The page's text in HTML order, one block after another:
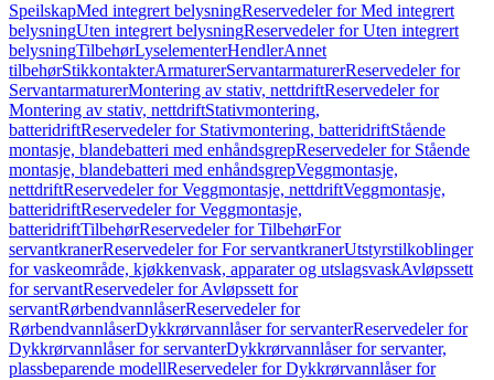
SpeilskapMed integrert belysningReservedeler for Med integrert
belysningUten integrert belysningReservedeler for Uten integrert
belysningTilbehørLyselementerHendlerAnnet
tilbehørStikkontakterArmaturerServantarmaturerReservedeler for
ServantarmaturerMontering av stativ, nettdriftReservedeler for
Montering av stativ, nettdriftStativmontering,
batteridriftReservedeler for Stativmontering, batteridriftStående
montasje, blandebatteri med enhåndsgrepReservedeler for Stående
montasje, blandebatteri med enhåndsgrepVeggmontasje,
nettdriftReservedeler for Veggmontasje, nettdriftVeggmontasje,
batteridriftReservedeler for Veggmontasje,
batteridriftTilbehørReservedeler for TilbehørFor
servantkranerReservedeler for For servantkranerUtstyrstilkoblinger
for vaskeområde, kjøkkenvask, apparater og utslagsvaskAvløpssett
for servantReservedeler for Avløpssett for
servantRørbendvannlåserReservedeler for
RørbendvannlåserDykkrørvannlåser for servanterReservedeler for
Dykkrørvannlåser for servanterDykkrørvannlåser for servanter,
plassbeparende modellReservedeler for Dykkrørvannlåser for